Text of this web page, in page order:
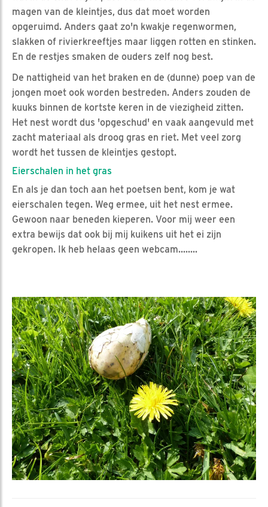
magen van de kleintjes, dus dat moet worden
opgeruimd. Anders gaat zo'n kwakje regenwormen,
slakken of rivierkreeftjes maar liggen rotten en stinken.
En de restjes smaken de ouders zelf nog best.
De nattigheid van het braken en de (dunne) poep van de
jongen moet ook worden bestreden. Anders zouden de
kuuks binnen de kortste keren in de viezigheid zitten.
Het nest wordt dus 'opgeschud' en vaak aangevuld met
zacht materiaal als droog gras en riet. Met veel zorg
wordt het tussen de kleintjes gestopt.
Eierschalen in het gras
En als je dan toch aan het poetsen bent, kom je wat
eierschalen tegen. Weg ermee, uit het nest ermee.
Gewoon naar beneden kieperen. Voor mij weer een
extra bewijs dat ook bij mij kuikens uit het ei zijn
gekropen. Ik heb helaas geen webcam........